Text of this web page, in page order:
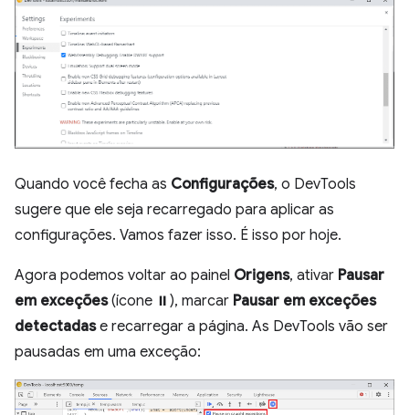
Quando você fecha as Configurações, o DevTools
sugere que ele seja recarregado para aplicar as
configurações. Vamos fazer isso. É isso por hoje.
Agora podemos voltar ao painel Origens, ativar Pausar
em exceções(ícone ⏸), marcar Pausar em exceções
detectadase recarregar a página. As DevTools vão ser
pausadas em uma exceção: